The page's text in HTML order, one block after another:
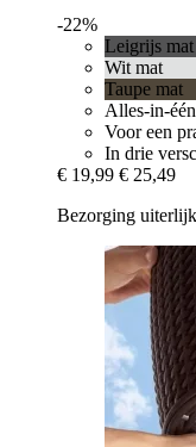
-22%
Leigrijs mat
Wit mat
Taupe mat
Alles-in-
Voor een
In drie
€ 19,99 € 25,49
Bezorging